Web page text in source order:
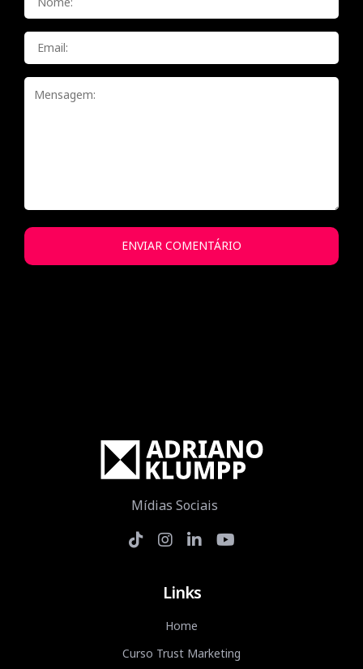
Mídias Sociais
Links
Home
Curso Trust Marketing